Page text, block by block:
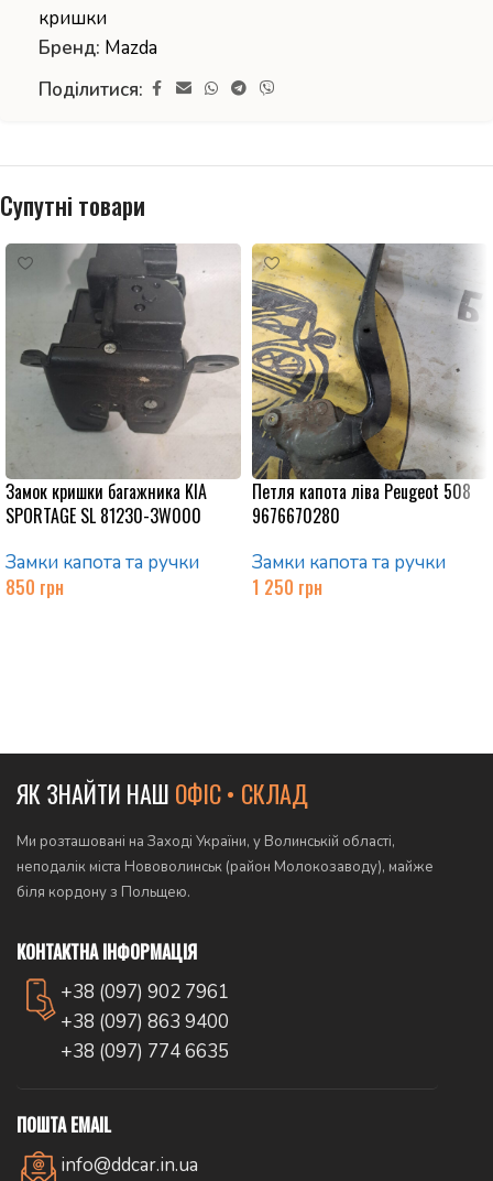
кришки
Бренд: Mazda
Поділитися:
Супутні товари
Замок кришки багажника KIA
SPORTAGE SL 81230-3W000
Замки капота та ручки
850 грн
Петля капота ліва Peugeot 508
9676670280
Замки капота та ручки
1 250 грн
ЯК ЗНАЙТИ НАШ ОФІС • СКЛАД
Ми розташовані на Заході України, у Волинській області,
неподалік міста Нововолинськ (район Молокозаводу), майже
біля кордону з Польщею.
КОНТАКТНА ІНФОРМАЦІЯ
+38 (097) 902 7961
+38 (097) 863 9400
+38 (097) 774 6635
ПОШТА EMAIL
info@ddcar.in.ua